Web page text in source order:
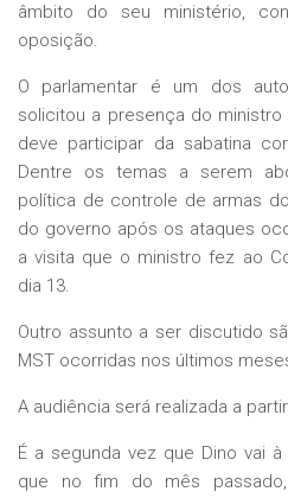
âmbito do seu ministério,
oposição.
O parlamentar é um dos
solicitou a presença do
deve participar da sabatina
Dentre os temas a serem
política de controle de armas
do governo após os ataques
a visita que o ministro fez ao
dia 13.
Outro assunto a ser discutido
MST ocorridas nos últimos
A audiência será realizada a
É a segunda vez que Dino vai
que no fim do mês